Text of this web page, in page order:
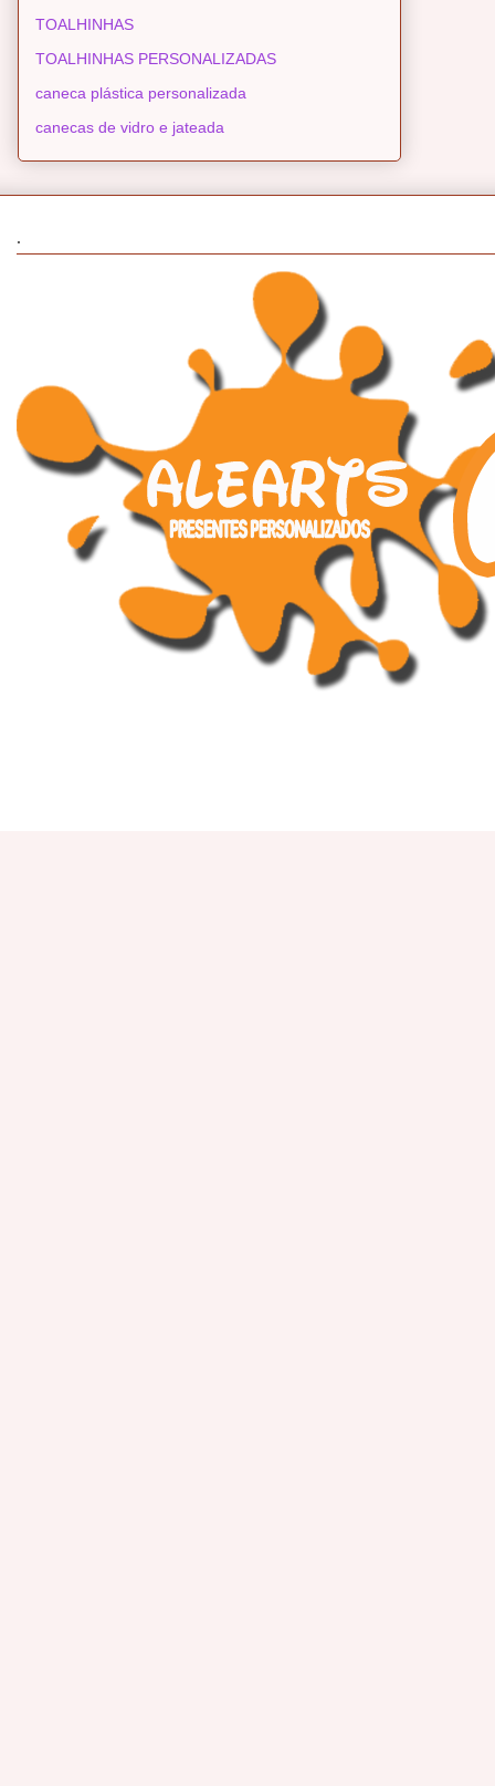
TOALHINHAS
TOALHINHAS PERSONALIZADAS
caneca plástica personalizada
canecas de vidro e jateada
.